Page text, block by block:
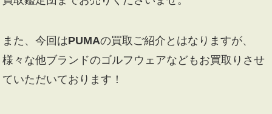
また、今回はPUMAの買取ご紹介とはなりますが、
様々な他ブランドのゴルフウェアなどもお買取りさせ
ていただいております！